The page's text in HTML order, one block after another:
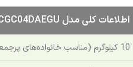
اطلاعات کلی مدل WW10CGC04DAEGU
10 کیلوگرم (مناسب خانواده‌های پرجمعیت)